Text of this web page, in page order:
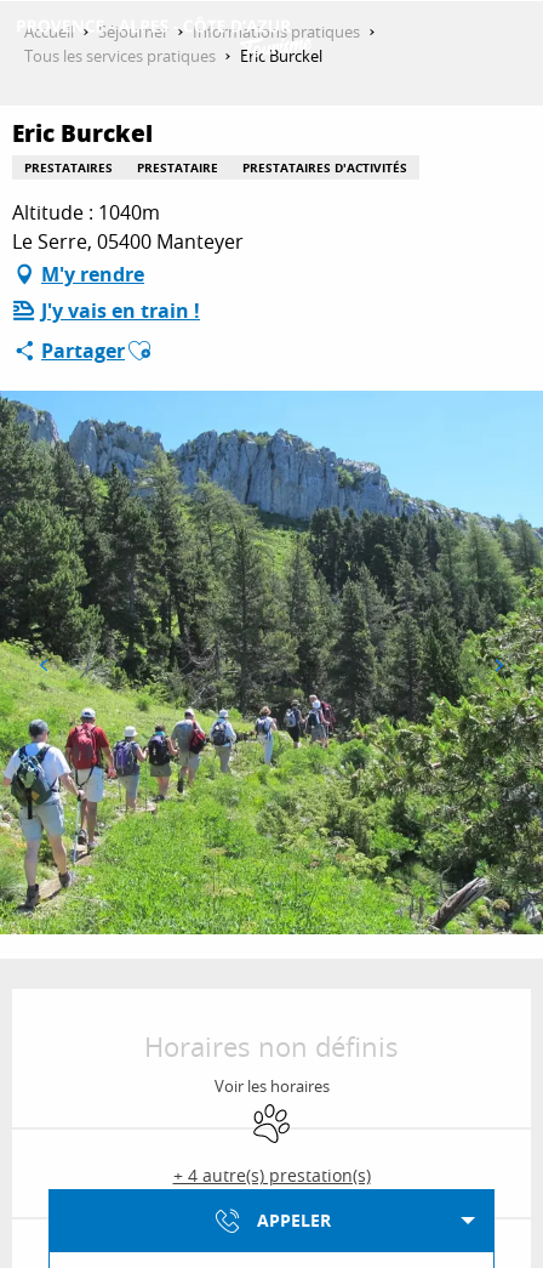
QUE FAIRE ?
SÉJOURNER
ESPACE PRO
Accueil Séjourner
Informations pratiques
Tous les services pratiques
Eric Burckel
Eric Burckel
PRESTATAIRES PRESTATAIRE PRESTATAIRES D'ACTIVITÉS
Altitude : 1040m
Le Serre, 05400 Manteyer
M'y rendre
J'y vais en train !
PartagerAjouter aux favoris
Horaires non définis
Voir les horaires
Animaux acceptés
+ 4 autre(s) prestation(s)
APPELER